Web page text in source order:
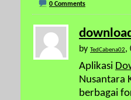
0 Comments
by TedCabena02,
Aplikasi
Nusantara
berbagai